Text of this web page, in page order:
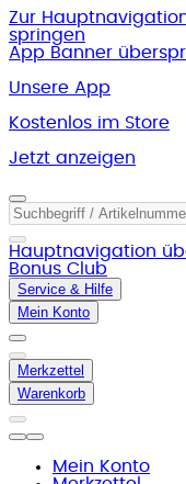
Zur
springen
App Banner
Unsere App
Kostenlos im Store
Jetzt anzeigen
Hauptnavigation
Bonus Club
Service & Hilfe
Mein Konto
Merkzettel
Warenkorb
Mein Konto